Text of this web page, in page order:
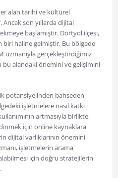
alan tarihi ve kültürel
son yıllarda dijital
başlamıştır. Dörtyol ilçesi,
biri haline gelmiştir. Bu bölgede
uzmanıyla gerçekleştirdiğimiz
alandaki önemini ve gelişimini
potansiyelinden bahseden
işletmelere nasıl katkı
artmasıyla birlikte,
için online kaynaklara
dijital varlıklarının önemini
işletmelerin arama
için doğru stratejilerin